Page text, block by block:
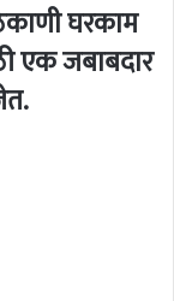
घरकाम
एक जबाबदार